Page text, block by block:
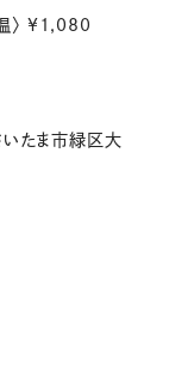
〉 ¥1,080
たま市緑区大